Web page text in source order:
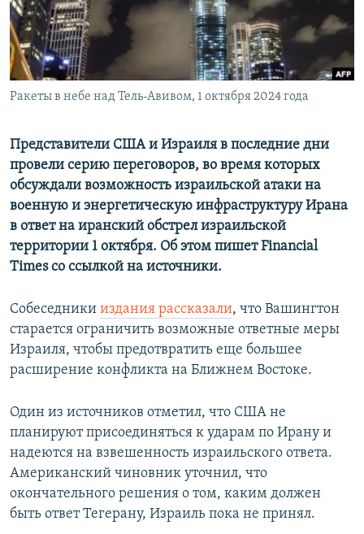
ПОБЕДИТЕЛЕЙ НЕ СУДЯТ?
КРЫМ.НЕПОКОРЕННЫЙ
ELIFBE
УКРАИНСКАЯ ПРОБЛЕМА КРЫМА
ПРИСОЕДИНЯЙТЕСЬ!
Ракеты в небе над Тель-Авивом, 1 октября 2024 года
Представители США и Израиля в последние дни
провели серию переговоров, во время которых
обсуждали возможность израильской атаки на
военную и энергетическую инфраструктуру Ирана
в ответ на иранский обстрел израильской
территории 1 октября. Об этом пишет Financial
Times со ссылкой на источники.
Собеседники издания рассказали, что Вашингтон
старается ограничить возможные ответные меры
Израиля, чтобы предотвратить еще большее
расширение конфликта на Ближнем Востоке.
Один из источников отметил, что США не
планируют присоединяться к ударам по Ирану и
надеются на взвешенность израильского ответа.
Американский чиновник уточнил, что
окончательного решения о том, каким должен
быть ответ Тегерану, Израиль пока не принял.